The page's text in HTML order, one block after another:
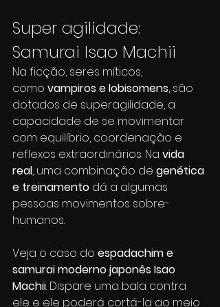
Super agilidade:
Samurai Isao Machii
Na ficção, seres míticos,
como vampiros e lobisomens, são
dotados de superagilidade, a
capacidade de se movimentar
com equilíbrio, coordenação e
reflexos extraordinários. Na vida
real, uma combinação de genética
e treinamento dá a algumas
pessoas movimentos sobre-
humanos.
Veja o caso do espadachim e
samurai moderno japonês Isao
Machii. Dispare uma bala contra
ele e ele poderá cortá-la ao meio